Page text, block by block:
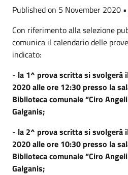
Published on 5 November 2020 •
Con riferimento alla selezione
comunica il calendario delle
indicato:
- la 1^ prova scritta si svolgerà
2020 alle ore 12:30 presso la
Biblioteca comunale “Ciro
Galganis;
- la 2^ prova scritta si svolgerà
2020 alle ore 10:30 presso la
Biblioteca comunale “Ciro
Galganis;